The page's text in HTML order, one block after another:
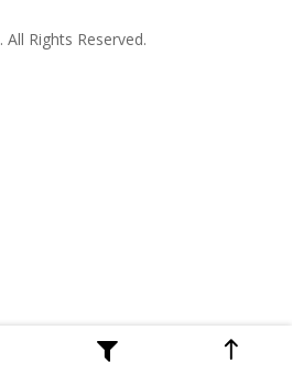
. All Rights Reserved.